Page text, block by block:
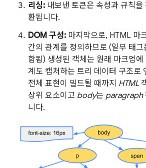
리싱: 내보낸 토큰은 속성과 규칙을
환됩니다.
DOM 구성: 마지막으로, HTML 마
간의 관계를 정의하므로 (일부 태
함됨) 생성된 객체는 원래 마크업
계도 캡처하는 트리 데이터 구조로
전체 표현이 빌드될 때까지 HTML
상위 요소이고 body는 paragraph
니다.